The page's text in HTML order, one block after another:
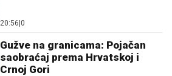
20:56 0
Gužve na granicama: Pojačan
saobraćaj prema Hrvatskoj i
Crnoj Gori